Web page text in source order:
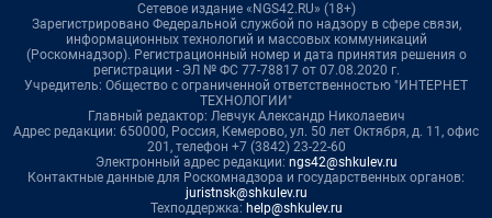
Сетевое издание «NGS42.RU» (18+)
Зарегистрировано Федеральной службой по надзору в сфере связи,
информационных технологий и массовых коммуникаций
(Роскомнадзор). Регистрационный номер и дата принятия решения о
регистрации - ЭЛ № ФС 77-78817 от 07.08.2020 г.
Учредитель: Общество с ограниченной ответственностью "ИНТЕРНЕТ
ТЕХНОЛОГИИ"
Главный редактор: Левчук Александр Николаевич
Адрес редакции: 650000, Россия, Кемерово, ул. 50 лет Октября, д. 11, офис
201, телефон +7 (3842) 23-22-60
Электронный адрес редакции: ngs42@shkulev.ru
Контактные данные для Роскомнадзора и государственных органов:
juristnsk@shkulev.ru
Техподдержка: help@shkulev.ru